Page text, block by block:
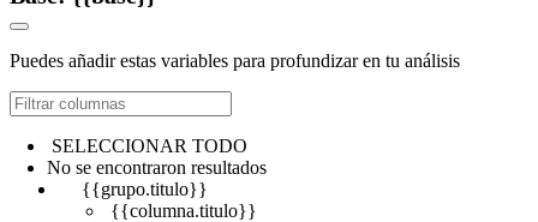
Puedes añadir estas variables para profundizar en tu análisis
SELECCIONAR TODO
No se encontraron resultados
{{grupo.titulo}}
{{columna.titulo}}